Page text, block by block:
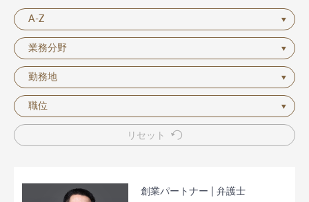
Deutsch
A-Z
業務分野
勤務地
職位
リセット
創業パートナー | 弁護士